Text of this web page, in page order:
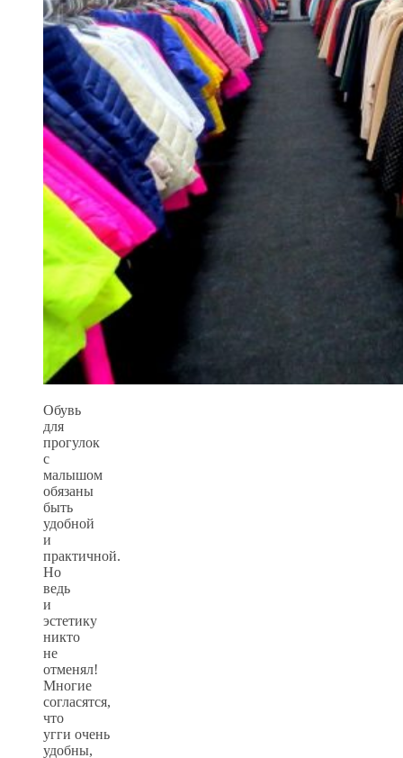
Обувь
для
прогулок
с
малышом
обязаны
быть
удобной
и
практичной.
Но
ведь
и
эстетику
никто
не
отменял!
Многие
согласятся,
что
угги очень
удобны,